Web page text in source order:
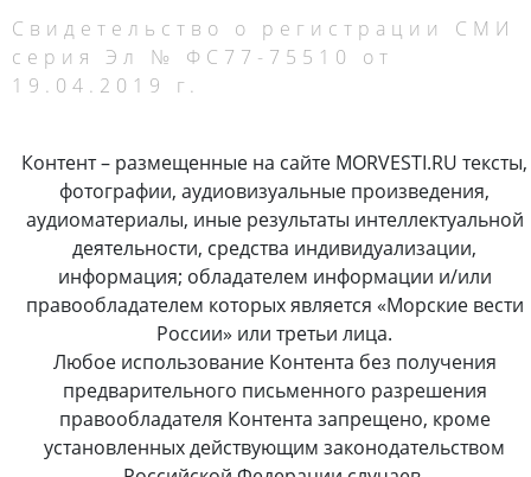
Свидетельство о регистрации СМИ
серия Эл № ФС77-75510 от
19.04.2019 г.
Контент – размещенные на сайте MORVESTI.RU тексты,
фотографии, аудиовизуальные произведения,
аудиоматериалы, иные результаты интеллектуальной
деятельности, средства индивидуализации,
информация; обладателем информации и/или
правообладателем которых является «Морские вести
России» или третьи лица.
Любое использование Контента без получения
предварительного письменного разрешения
правообладателя Контента запрещено, кроме
установленных действующим законодательством